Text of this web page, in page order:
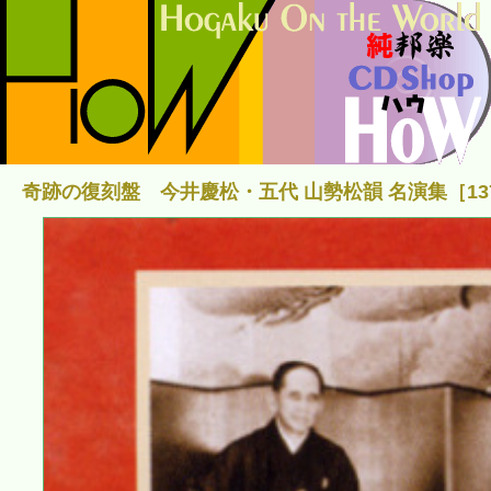
奇跡の復刻盤 今井慶松・五代 山勢松韻 名演集［